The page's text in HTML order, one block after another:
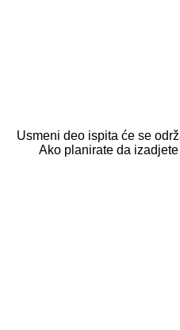
Usmeni deo ispita će se
Ako planirate da